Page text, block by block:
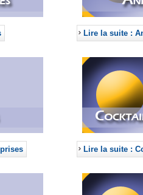
Lire la suite :
Lire la suite :